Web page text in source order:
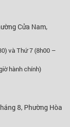
Cửa Nam,
và Thứ 7 (8h00 –
hành chính)
8, Phường Hòa